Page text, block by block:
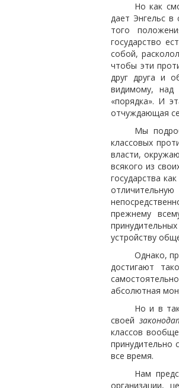
Но как
дает Энгельс в
того
государство
собой,
чтобы эти
друг друга и
видимому, над
«порядка». И
отчуждающая
Мы
классовых
власти,
всякого из
государства
прежнему
устройству
Однако,
достигают
абсолютная
Но и в
своей
классов
принудительно
все время.
Нам
организации,